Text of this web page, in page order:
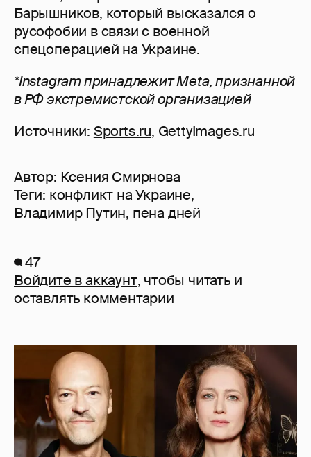
Барышников, который высказался о
русофобии в связи с военной
спецоперацией на Украине.
*Instagram принадлежит Meta, признанной
в РФ экстремистской организацией
Источники: Sports.ru, GettyImages.ru
Автор: Ксения Смирнова
Теги: конфликт на Украине,
Владимир Путин, пена дней
47
Войдите в аккаунт, чтобы читать и
оставлять комментарии